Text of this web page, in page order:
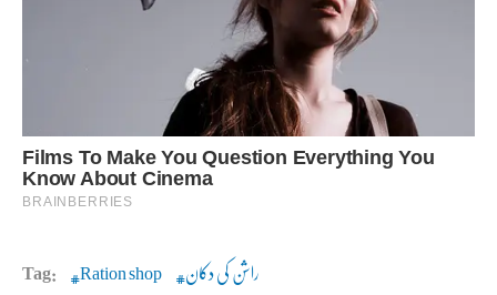
Tag: Ration shop راشن کی دکان